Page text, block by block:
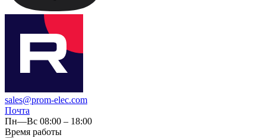
sales@prom-elec.com
Почта
Пн—Вс 08:00 – 18:00
Время работы